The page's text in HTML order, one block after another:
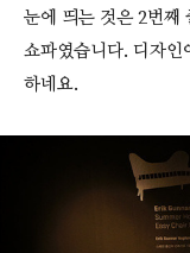
눈에 띄는 것은 2번째
쇼파였습니다. 디자
하네요.